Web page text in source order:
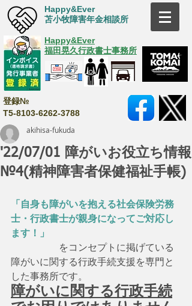
Happy&Ever
苫小牧障害年金相談所
Happy&Ever
福田晃久行政書士事務所
登録№
T5-8103-6262-3788
'22/07/01 障がいお役立ち情報
№4(精神障害者保健福祉手帳)
akihisa-fukuda
「自身も障がいを抱える社会保険労務
士・行政書士が親身になってご対応し
ます！」
をコンセプトに掲げている
障がいに関する行政手続支援を専門と
した事務所です。
障がいに関する行政手続